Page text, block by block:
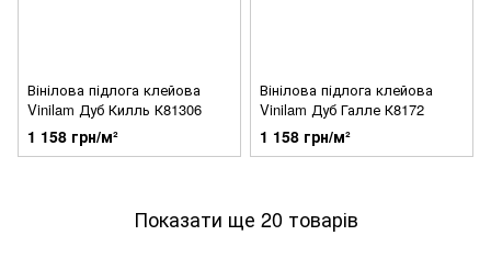
Вінілова підлога клейова
Vinilam Дуб Килль К81306
1 158 грн/м²
Вінілова підлога клейова
Vinilam Дуб Галле К8172
1 158 грн/м²
Показати ще 20 товарів